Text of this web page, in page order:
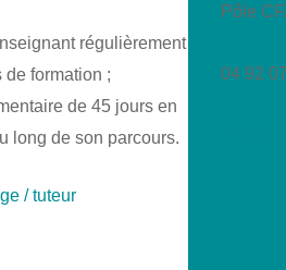
régulièrement
de formation ;
de 45 jours en
long de son parcours.
/ tuteur
Pôle
04 92